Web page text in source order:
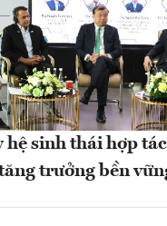
hệ sinh thái hợp
trưởng bền